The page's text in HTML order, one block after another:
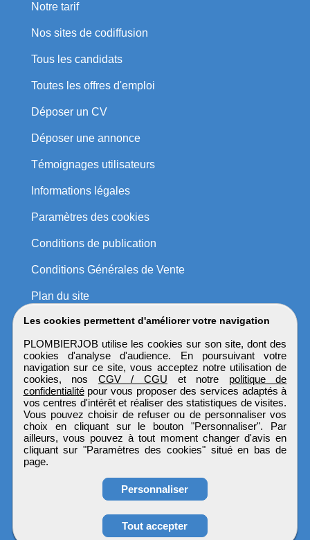
Obtenir ses
Les cookies permettent d'améliorer votre navigation
PLOMBIERJOB utilise les cookies sur son site, dont des
cookies d'analyse d'audience. En poursuivant votre
navigation sur ce site, vous acceptez notre utilisation de
cookies, nos CGV / CGU et notre politique de
confidentialitépour vous proposer des services adaptés à
vos centres d'intérêt et réaliser des statistiques de visites.
Vous pouvez choisir de refuser ou de personnaliser vos
choix en cliquant sur le bouton "Personnaliser". Par
ailleurs, vous pouvez à tout moment changer d'avis en
cliquant sur "Paramètres des cookies" situé en bas de
page.
Personnaliser
Tout accepter
Notre tarif
Nos sites de codiffusion
Tous les candidats
Toutes les offres d'emploi
Déposer un CV
Déposer une annonce
Témoignages utilisateurs
Informations légales
Paramètres des cookies
Conditions de publication
Conditions Générales de Vente
Plan du site
PLOMBIERJOB